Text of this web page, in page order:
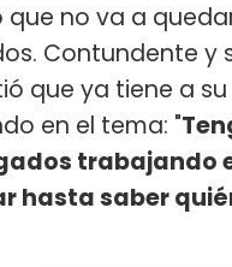
no va a
Contundente y
que ya tiene a
en el tema: "
trabajando
hasta saber